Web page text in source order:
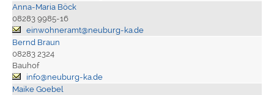
Anna-Maria Böck
08283 9985-16
einwohneramt@neuburg-ka.de
Bernd Braun
08283 2324
Bauhof
info@neuburg-ka.de
Maike Goebel